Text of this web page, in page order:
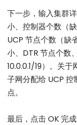
下一步，输入集群
小、控制器个数（
UCP 节点个数（缺
小、DTR 节点个数
10.0.0.1/19）。关
子网分配给 UCP
点。
最后，点击 OK 完